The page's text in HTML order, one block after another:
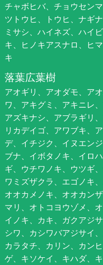
チャボヒバ、チョウセン
ツトウヒ、トウヒ、ナギ
ミサシ、ハイネズ、ハイ
キ、ヒノキアスナロ、ヒ
キ
落葉広葉樹
アオギリ、アオダモ、ア
ワ、アキグミ、アキニレ
アズキナシ、アブラギリ
リカデイゴ、アワブキ、
デ、イチジク、イヌエン
ブナ、イボタノキ、イロ
ギ、ウチワノキ、ウツギ
ワミズザクラ、エゴノキ
オオカメノキ、オオカン
マリ、オトコヨウゾメ、
イノキ、カキ、ガクアジ
シワ、カシワバアジサイ
カラタチ、カリン、カン
ゲ、キソケイ、キハダ、